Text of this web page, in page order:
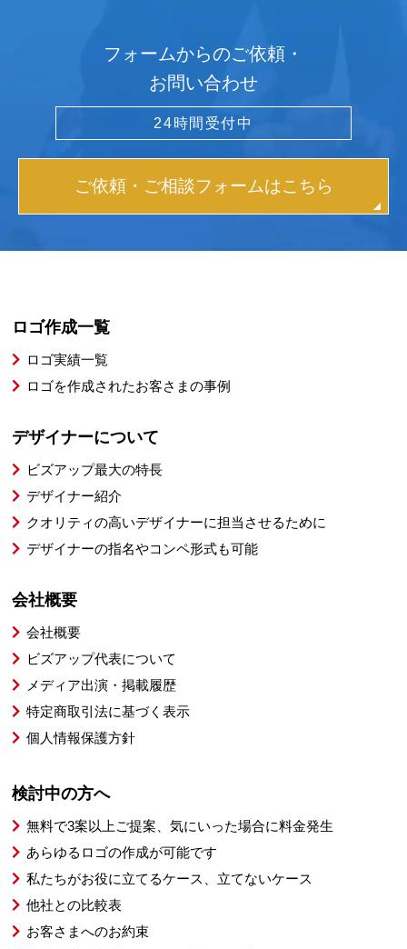
フォームからのご依頼・
お問い合わせ
24時間受付中
ご依頼・ご相談フォームはこちら
ロゴ作成一覧
ロゴ実績一覧
ロゴを作成されたお客さまの事例
デザイナーについて
ビズアップ最大の特長
デザイナー紹介
クオリティの高いデザイナーに担当させるために
デザイナーの指名やコンペ形式も可能
会社概要
会社概要
ビズアップ代表について
メディア出演・掲載履歴
特定商取引法に基づく表示
個人情報保護方針
検討中の方へ
無料で3案以上ご提案、気にいった場合に料金発生
あらゆるロゴの作成が可能です
私たちがお役に立てるケース、立てないケース
他社との比較表
お客さまへのお約束